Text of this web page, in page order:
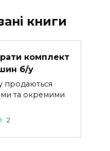
книги
комплект
б/у
продаються
та окремими
2